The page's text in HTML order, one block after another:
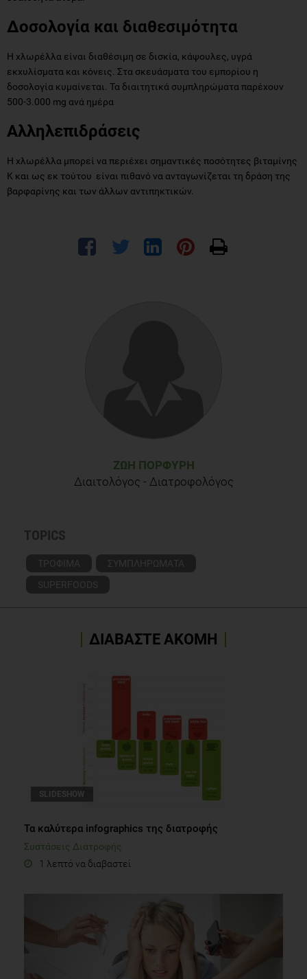
Δοσολογία και διαθεσιμότητα
Η χλωρέλλα είναι διαθέσιμη σε δισκία, κάψουλες, υγρά
εκχυλίσματα και κόνεις. Στα σκευάσματα του εμπορίου η
δοσολογία κυμαίνεται. Τα διαιτητικά συμπληρώματα παρέχουν
500-3.000 mg ανά ημέρα
Αλληλεπιδράσεις
Η χλωρέλλα μπορεί να περιέχει σημαντικές ποσότητες βιταμίνης
Κ και ως εκ τούτου είναι πιθανό να ανταγωνίζεται τη δράση της
βαρφαρίνης και των άλλων αντιπηκτικών.
ΖΩΉ ΠΟΡΦΎΡΗ
Διαιτολόγος - Διατροφολόγος
TOPICS
ΤΡΟΦΙΜΑ
ΣΥΜΠΛΗΡΩΜΑΤΑ
SUPERFOODS
ΔΙΑΒΑΣΤΕ ΑΚΟΜΗ
SLIDESHOW
Τα καλύτερα infographics της διατροφής
Συστάσεις Διατροφής
1 λεπτό να διαβαστεί